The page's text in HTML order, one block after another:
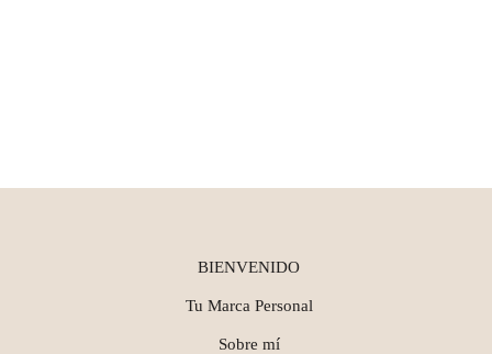
BIENVENIDO
Tu Marca Personal
Sobre mí